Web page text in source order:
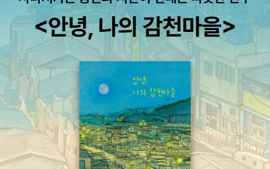
기 소현 리뷰 보기 최숙빈 리뷰 보기 한승원 작가의 다산 정약용과
그 형 정약전의 생애를 그린 <흑산도 하늘길>과 다산도 좋을 듯...다
산1은 2009년 다른 사이트에 올렸던 리뷰를 옮겨왔고, 초의와 추사
는 못 읽었어요. 흑산도 하늘길 리뷰 보기 다산1 리뷰 보기 *알라
디너 여러분이 읽은 한국사를 배경으로 한 소설, 댓글로 추천해주시
길 기다립니다~~~~^^ 추천해주시는 분이 많지 않네요.ㅜㅜhnine
님이 추천하신 책. 마노아님이 추천한 박시백의 조선왕조실록은 소
설은 아니지만, 우리 아이들도 재밌게 읽었으니 보시면 좋을 듯해요.
>> 접힌 부분 펼치기 >> << 펼친 부분 접기 <<내가 읽은 책은
아니지만, 알라딘에 올라온 리뷰로 눈팅한 김탁환의 소설들
라 자신의 생각을 자유롭게 펼칠 수 있는 글쓰기, 수필쓰기에 도전할
생각이 폴폴 솟아날 책이다. 이제 기본적으로 읽으면 좋은 책을 골랐
으니, 교과서에 실린 원작을 찾아보자.2단원의 '촌스러운 아나운서'가
실린 원작으로 방송국 생활과 그녀의 삶을 엿볼수 있는 에세이다. 현
재 절판이지만, 지역도서관에 가면 구해볼 수 있을 것이다. 잘 나가면
서도 겸손하고 따뜻한 이금희 아나운서를 만나는 행복한 책읽기라 좋
았다. 자신들의 꿈이 무엇인지 찾아가는 과정의 10대들에게 좋은 모
델이 될 수 있다.3단원의 '어린왕자'는 많은 출판사에서 엄청나게 쏟
아내지만, 최근에 청소년을 위한 '올에이지클래식'시리즈로 나온 보물
창고의 '어린왕자'를 추천한다. 어린왕자 삽화도 컬러와 흑백으로 삽